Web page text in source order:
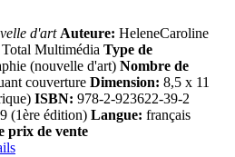
d'art Auteure: HeleneCaroline
Multimédia Type de
(nouvelle d'art) Nombre de
couverture Dimension: 8,5 x 11
ISBN: 978-2-923622-39-2
(1ère édition) Langue: français
prix de vente